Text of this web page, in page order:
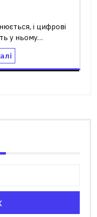
і цифрові
у ньому…